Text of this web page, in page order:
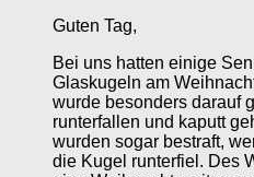
Guten Tag,
Bei uns hatten einige
Glaskugeln am
wurde besonders darauf
runterfallen und kaputt
wurden sogar bestraft,
die Kugel runterfiel. Des